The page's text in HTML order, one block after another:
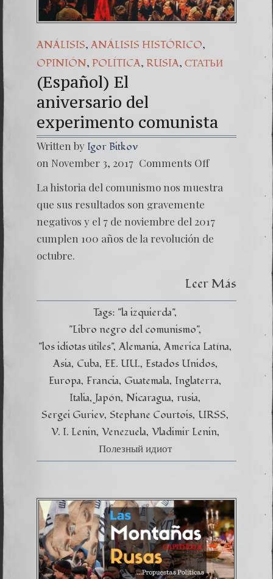
7. Our Struggle Against
ANÁLISIS, ANÁLISIS HISTÓRICO,
OPINIÓN, POLÍTICA, RUSIA, СТАТЬИ
(Español) El
aniversario del
experimento comunista
Written by Igor Bitkov
on November 3, 2017 Comments Off
La historia del comunismo nos muestra
que sus resultados son gravemente
negativos y el 7 de noviembre del 2017
cumplen 100 años de la revolución de
octubre.
Leer Más
Tags: "la izquierda"
"Libro negro del comunismo"
"los idiotas útiles" Alemania America Latína
Asia Cuba EE. UU. Estados Unidos
Europa Francia Guatemala Inglaterra
Italia Japón Nicaragua rusia
Sergei Guriev Stephane Courtois URSS
V. I. Lenin Venezuela Vladimir Lenin
Полезный идиот